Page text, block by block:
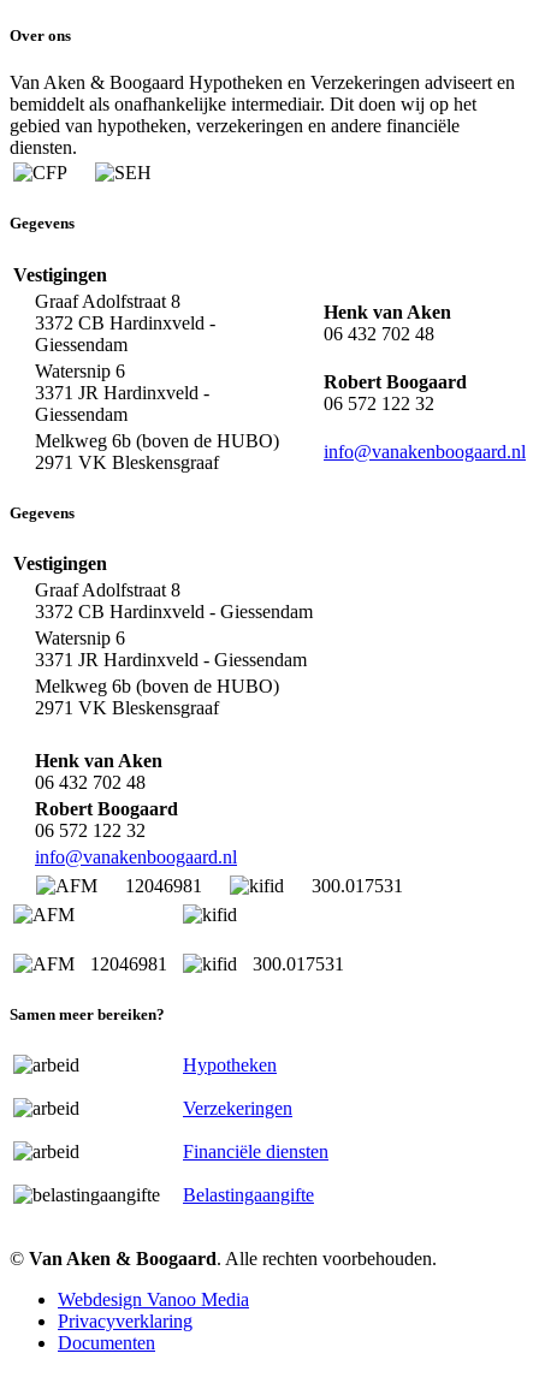
Over ons
Van Aken & Boogaard Hypotheken en Verzekeringen adviseert en
bemiddelt als onafhankelijke intermediair. Dit doen wij op het
gebied van hypotheken, verzekeringen en andere financiële
diensten.
Gegevens
Vestigingen
Graaf Adolfstraat 8
3372 CB Hardinxveld -
Giessendam
Henk van Aken
06 432 702 48
Watersnip 6
3371 JR Hardinxveld -
Giessendam
Robert Boogaard
06 572 122 32
Melkweg 6b (boven de HUBO)
2971 VK Bleskensgraaf
info@vanakenboogaard.nl
Gegevens
Vestigingen
Graaf Adolfstraat 8
3372 CB Hardinxveld - Giessendam
Watersnip 6
3371 JR Hardinxveld - Giessendam
Melkweg 6b (boven de HUBO)
2971 VK Bleskensgraaf
Henk van Aken
06 432 702 48
Robert Boogaard
06 572 122 32
info@vanakenboogaard.nl
12046981
300.017531
12046981 300.017531
Samen meer bereiken?
Hypotheken
Verzekeringen
Financiële diensten
Belastingaangifte
© Van Aken & Boogaard. Alle rechten voorbehouden.
Webdesign Vanoo Media
Privacyverklaring
Documenten